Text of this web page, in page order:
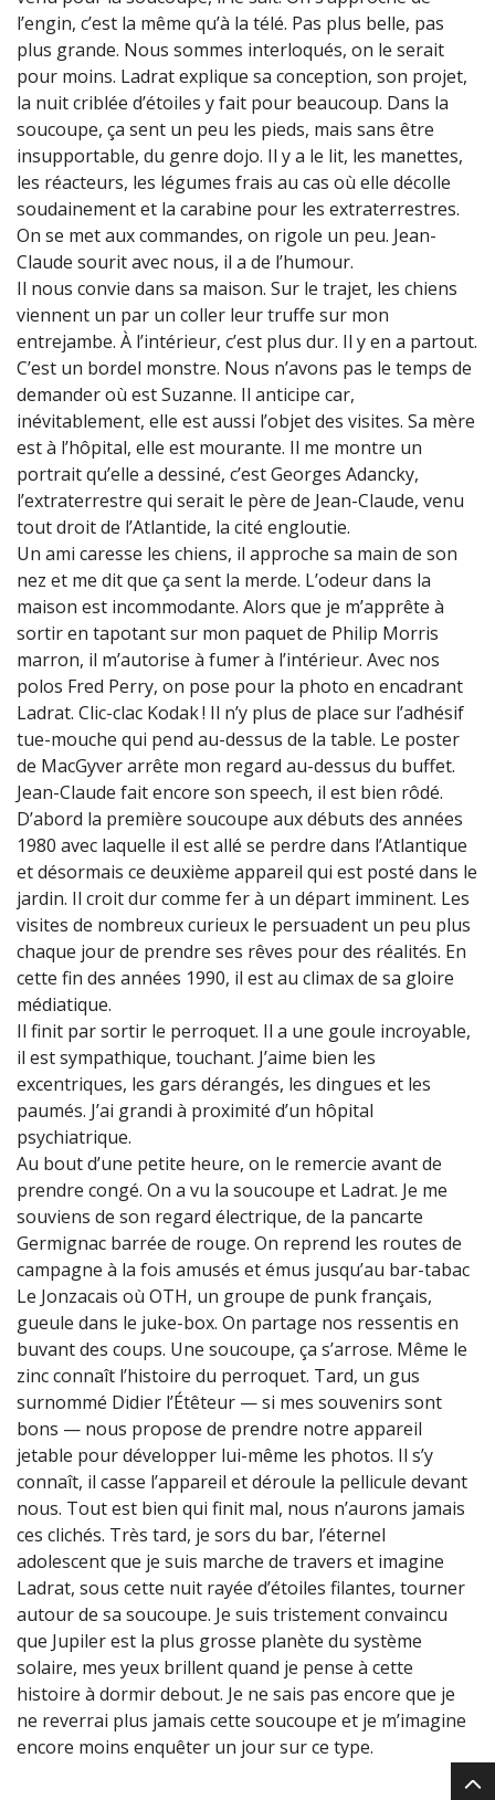
l’engin, c’est la même qu’à la télé. Pas plus belle, pas
plus grande. Nous sommes interloqués, on le serait
pour moins. Ladrat explique sa conception, son projet,
la nuit criblée d’étoiles y fait pour beaucoup. Dans la
soucoupe, ça sent un peu les pieds, mais sans être
insupportable, du genre dojo. Il y a le lit, les manettes,
les réacteurs, les légumes frais au cas où elle décolle
soudainement et la carabine pour les extraterrestres.
On se met aux commandes, on rigole un peu. Jean-
Claude sourit avec nous, il a de l’humour.
Il nous convie dans sa maison. Sur le trajet, les chiens
viennent un par un coller leur truffe sur mon
entrejambe. À l’intérieur, c’est plus dur. Il y en a partout.
C’est un bordel monstre. Nous n’avons pas le temps de
demander où est Suzanne. Il anticipe car,
inévitablement, elle est aussi l’objet des visites. Sa mère
est à l’hôpital, elle est mourante. Il me montre un
portrait qu’elle a dessiné, c’est Georges Adancky,
l’extraterrestre qui serait le père de Jean-Claude, venu
tout droit de l’Atlantide, la cité engloutie.
Un ami caresse les chiens, il approche sa main de son
nez et me dit que ça sent la merde. L’odeur dans la
maison est incommodante. Alors que je m’apprête à
sortir en tapotant sur mon paquet de Philip Morris
marron, il m’autorise à fumer à l’intérieur. Avec nos
polos Fred Perry, on pose pour la photo en encadrant
Ladrat. Clic-clac Kodak ! Il n’y plus de place sur l’adhésif
tue-mouche qui pend au-dessus de la table. Le poster
de MacGyver arrête mon regard au-dessus du buffet.
Jean-Claude fait encore son speech, il est bien rôdé.
D’abord la première soucoupe aux débuts des années
1980 avec laquelle il est allé se perdre dans l’Atlantique
et désormais ce deuxième appareil qui est posté dans le
jardin. Il croit dur comme fer à un départ imminent. Les
visites de nombreux curieux le persuadent un peu plus
chaque jour de prendre ses rêves pour des réalités. En
cette fin des années 1990, il est au climax de sa gloire
médiatique.
Il finit par sortir le perroquet. Il a une goule incroyable,
il est sympathique, touchant. J’aime bien les
excentriques, les gars dérangés, les dingues et les
paumés. J’ai grandi à proximité d’un hôpital
psychiatrique.
Au bout d’une petite heure, on le remercie avant de
prendre congé. On a vu la soucoupe et Ladrat. Je me
souviens de son regard électrique, de la pancarte
Germignac barrée de rouge. On reprend les routes de
campagne à la fois amusés et émus jusqu’au bar-tabac
Le Jonzacais où OTH, un groupe de punk français,
gueule dans le juke-box. On partage nos ressentis en
buvant des coups. Une soucoupe, ça s’arrose. Même le
zinc connaît l’histoire du perroquet. Tard, un gus
surnommé Didier l’Étêteur — si mes souvenirs sont
bons — nous propose de prendre notre appareil
jetable pour développer lui-même les photos. Il s’y
connaît, il casse l’appareil et déroule la pellicule devant
nous. Tout est bien qui finit mal, nous n’aurons jamais
ces clichés. Très tard, je sors du bar, l’éternel
adolescent que je suis marche de travers et imagine
Ladrat, sous cette nuit rayée d’étoiles filantes, tourner
autour de sa soucoupe. Je suis tristement convaincu
que Jupiler est la plus grosse planète du système
solaire, mes yeux brillent quand je pense à cette
histoire à dormir debout. Je ne sais pas encore que je
ne reverrai plus jamais cette soucoupe et je m’imagine
encore moins enquêter un jour sur ce type.